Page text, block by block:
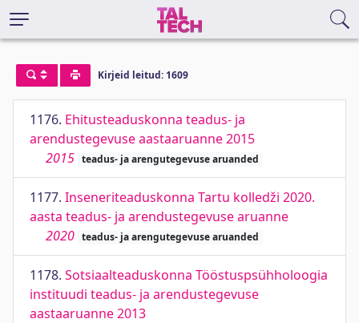
Kirjeid leitud: 1609
1176. Ehitusteaduskonna teadus- ja
arendustegevuse aastaaruanne 2015
2015 teadus- ja arengutegevuse aruanded
1177. Inseneriteaduskonna Tartu kolledži 2020.
aasta teadus- ja arendustegevuse aruanne
2020 teadus- ja arengutegevuse aruanded
1178. Sotsiaalteaduskonna Tööstuspsühholoogia
instituudi teadus- ja arendustegevuse
aastaaruanne 2013